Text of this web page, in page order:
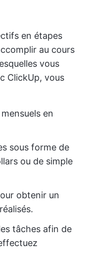
en étapes
au cours
vous
ClickUp, vous
en
sous forme de
ou de simple
obtenir un
tâches afin de